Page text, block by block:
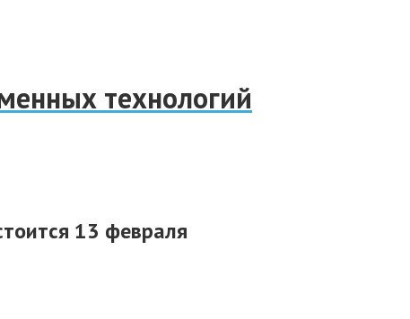
технологий
13 февраля